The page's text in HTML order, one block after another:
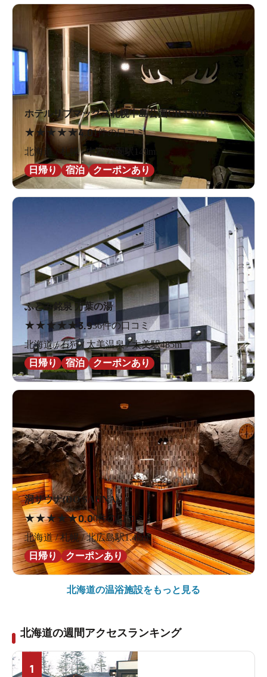
ホテルリブマックス札幌中島公園GRANDE
★★ ★★★4.01件の口コミ
北海道 / 札幌 / 中島公園駅149m
日帰り
宿泊 クーポンあり
ふとみ銘泉 万葉の湯
★★★★ ★3.936件の口コミ
北海道 / 石狩 / 太美温泉 / 太美駅485m
日帰り
宿泊 クーポンあり
洞サウナ(DO SAUNA)
★★★★★0.00件の口コミ
北海道 / 札幌 / 北広島駅1.4km
日帰り
クーポンあり
北海道の温浴施設をもっと見る
北海道の週間アクセスランキング
1